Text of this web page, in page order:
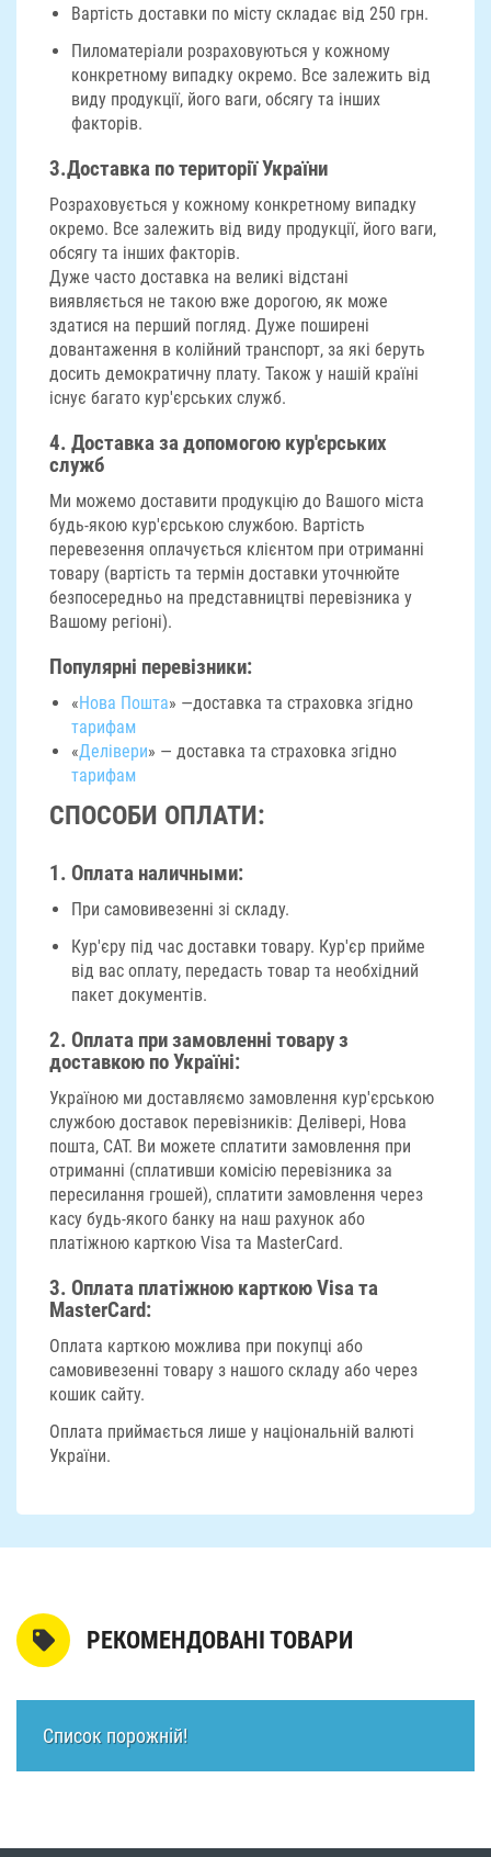
Вартість доставки по місту складає від 250 грн.
Пиломатеріали розраховуються у кожному
конкретному випадку окремо. Все залежить від
виду продукції, його ваги, обсягу та інших
факторів.
3.Доставка по території України
Розраховується у кожному конкретному випадку
окремо. Все залежить від виду продукції, його ваги,
обсягу та інших факторів.
Дуже часто доставка на великі відстані
виявляється не такою вже дорогою, як може
здатися на перший погляд. Дуже поширені
довантаження в колійний транспорт, за які беруть
досить демократичну плату. Також у нашій країні
існує багато кур'єрських служб.
4. Доставка за допомогою кур'єрських
служб
Ми можемо доставити продукцію до Вашого міста
будь-якою кур'єрською службою. Вартість
перевезення оплачується клієнтом при отриманні
товару (вартість та термін доставки уточнюйте
безпосередньо на представництві перевізника у
Вашому регіоні).
Популярні перевізники:
«Нова Пошта» —доставка та страховка згідно
тарифам
«Делівери» — доставка та страховка згідно
тарифам
СПОСОБИ ОПЛАТИ:
1. Оплата наличными:
При самовивезенні зі складу.
Кур'єру під час доставки товару. Кур'єр прийме
від вас оплату, передасть товар та необхідний
пакет документів.
2. Оплата при замовленні товару з
доставкою по Україні:
Україною ми доставляємо замовлення кур'єрською
службою доставок перевізників: Делівері, Нова
пошта, САТ. Ви можете сплатити замовлення при
отриманні (сплативши комісію перевізника за
пересилання грошей), сплатити замовлення через
касу будь-якого банку на наш рахунок або
платіжною карткою Visa та MasterCard.
3. Оплата платіжною карткою Visa та
MasterCard:
Оплата карткою можлива при покупці або
самовивезенні товару з нашого складу або через
кошик сайту.
Оплата приймається лише у національній валюті
України.
РЕКОМЕНДОВАНІ ТОВАРИ
Список порожній!